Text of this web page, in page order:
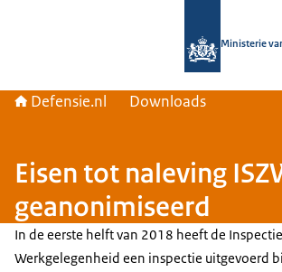
Ministerie
Defensie.nl Downloads
Eisen tot naleving
geanonimiseerd
In de eerste helft van 2018 heeft de
Werkgelegenheid een inspectie uitgevoerd